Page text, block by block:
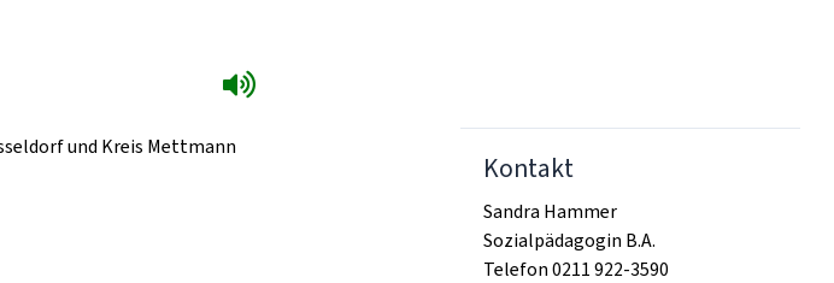
und Kreis Mettmann
Kontakt
Sandra Hammer
Sozialpädagogin B.A.
Telefon 0211 922-3590